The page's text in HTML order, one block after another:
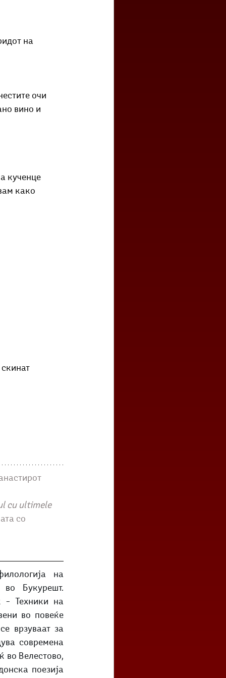
на
очи
вино и
кученце
како
cu ultimele
со
на
во Букурешт.
– Техники на
во повеќе
врзуваат за
современа
во Велестово,
поезија